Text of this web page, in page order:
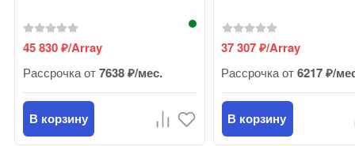
45 830₽/Array
Рассрочка от7638 ₽/мес.
В корзину
37 307₽/Array
Рассрочка от6217 ₽/
В корзину